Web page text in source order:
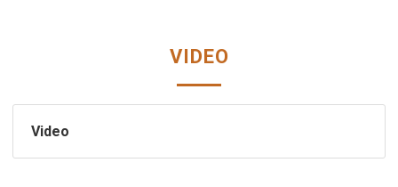
VIDEO
Video